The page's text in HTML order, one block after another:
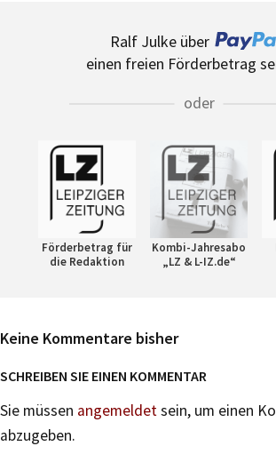
Ralf Julke über
einen freien Förderbetrag
oder
Förderbetrag für
die Redaktion
Kombi-Jahresabo
„LZ & L-IZ.de“
Keine Kommentare bisher
SCHREIBEN SIE EINEN KOMMENTAR
Sie müssen angemeldetsein, um einen
abzugeben.